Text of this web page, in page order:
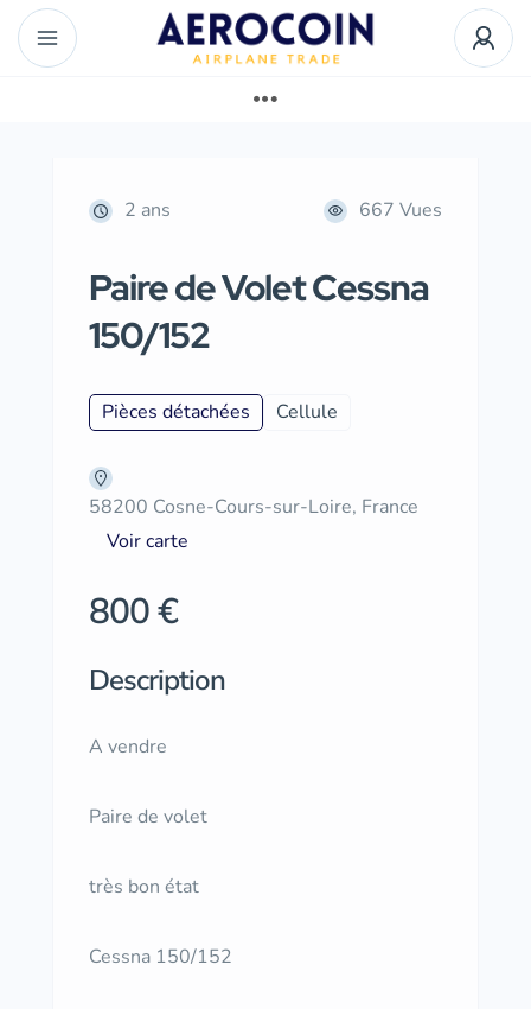
2 ans 667 Vues
Paire de Volet Cessna
150/152
Pièces détachées Cellule
58200 Cosne-Cours-sur-Loire, France
Voir carte
800 €
Description
A vendre
Paire de volet
très bon état
Cessna 150/152